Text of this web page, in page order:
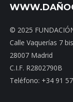
© 2025
Calle Vaquerías 7 bis
28007 Madrid
C.I.F. R2802790B
Teléfono: +34 91